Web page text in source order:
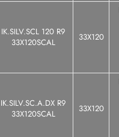
IK.SILV.SCL 120 R9
33X120SCAL
33X120
IK.SILV.SC.A.DX R9
33X120SCAL
33X120